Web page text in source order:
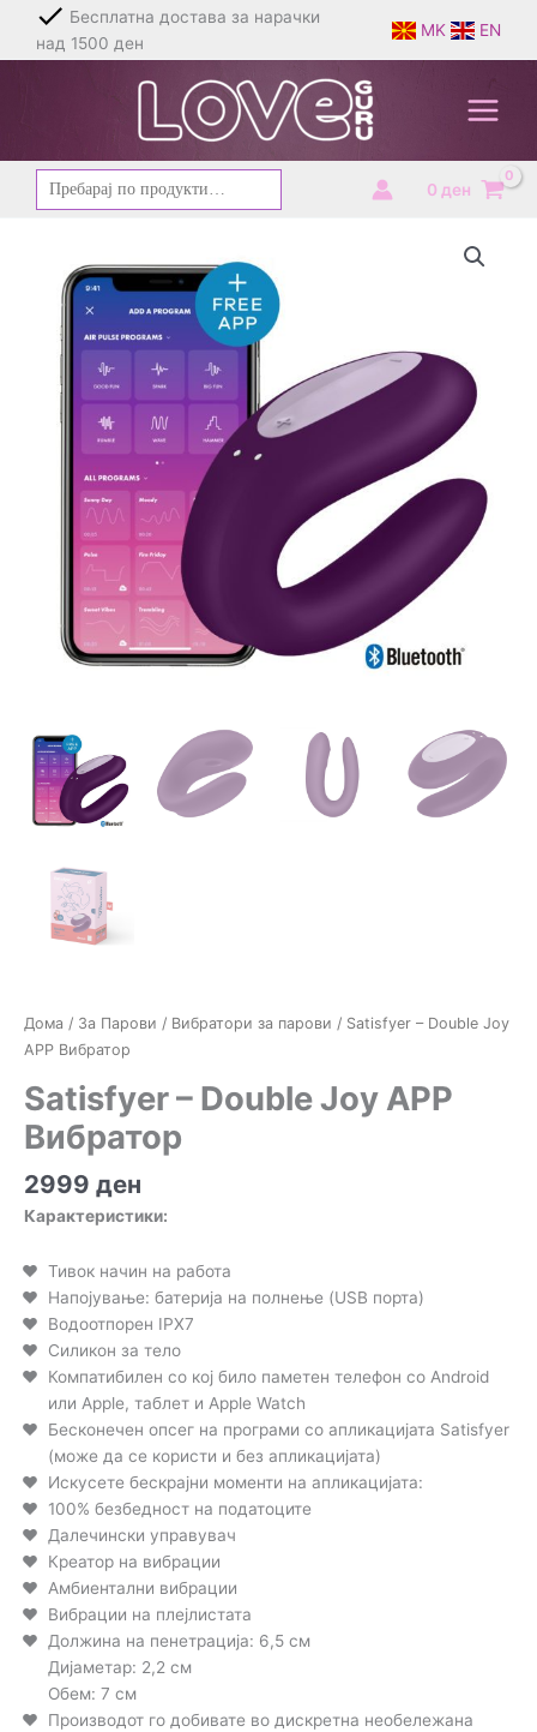
content
Бесплатна достава за нарачки
над 1500 ден
MK EN
Барај
за:
0 ден
Дома / За Парови / Вибратори за парови / Satisfyer – Double Joy
APP Вибратор
Satisfyer – Double Joy APP
Вибратор
2999 ден
Карактеристики:
Тивок начин на работа
Напојување: батерија на полнење (USB порта)
Водоотпорен IPX7
Силикон за тело
Компатибилен со кој било паметен телефон со Android
или Apple, таблет и Apple Watch
Бесконечен опсег на програми со апликацијата Satisfyer
(може да се користи и без апликацијата)
Искусете бескрајни моменти на апликацијата:
100% безбедност на податоците
Далечински управувач
Креатор на вибрации
Амбиентални вибрации
Вибрации на плејлистата
Должина на пенетрација: 6,5 см
Дијаметар: 2,2 см
Обем: 7 см
Производот го добивате во дискретна необележана